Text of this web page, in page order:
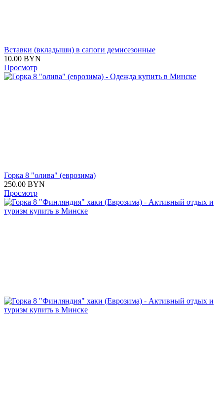
Вставки (вкладыши) в сапоги демисезонные
10.00 BYN
Просмотр
Горка 8 "олива" (еврозима)
250.00 BYN
Просмотр